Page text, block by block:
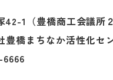
42-1 （豊橋商工会議所
豊橋まちなか活性化セ